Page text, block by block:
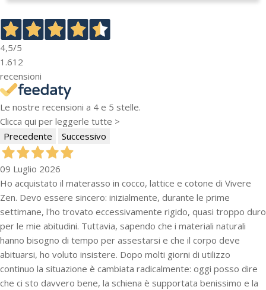
4,5/5
1.612
recensioni
Le nostre recensioni a 4 e 5 stelle.
Clicca qui per leggerle tutte >
Precedente
Successivo
09 Luglio 2026
Ho acquistato il materasso in cocco, lattice e cotone di Vivere
Zen. Devo essere sincero: inizialmente, durante le prime
settimane, l'ho trovato eccessivamente rigido, quasi troppo duro
per le mie abitudini. Tuttavia, sapendo che i materiali naturali
hanno bisogno di tempo per assestarsi e che il corpo deve
abituarsi, ho voluto insistere. Dopo molti giorni di utilizzo
continuo la situazione è cambiata radicalmente: oggi posso dire
che ci sto davvero bene, la schiena è supportata benissimo e la